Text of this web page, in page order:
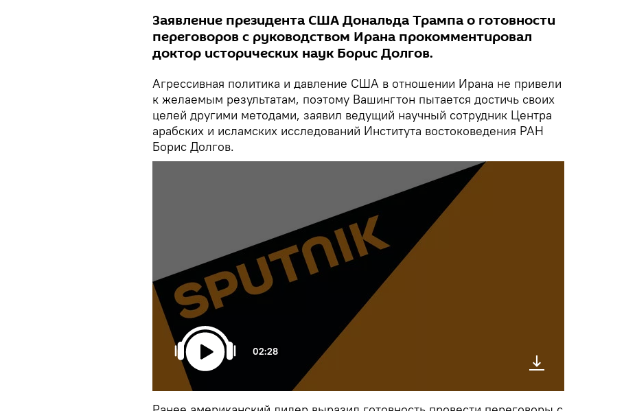
Заявление президента США Дональда Трампа о готовности
переговоров с руководством Ирана прокомментировал
доктор исторических наук Борис Долгов.
Агрессивная политика и давление США в отношении Ирана не привели
к желаемым результатам, поэтому Вашингтон пытается достичь своих
целей другими методами, заявил ведущий научный сотрудник Центра
арабских и исламских исследований Института востоковедения РАН
Борис Долгов.
02:28